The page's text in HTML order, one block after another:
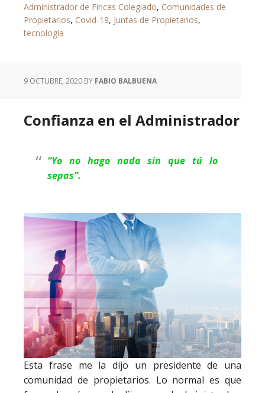
Administrador de Fincas Colegiado, Comunidades de
Propietarios, Covid-19, Juntas de Propietarios,
tecnología
9 OCTUBRE, 2020 BY FABIO BALBUENA
Confianza en el Administrador
“Yo no hago nada sin que tú lo
sepas”.
Esta frase me la dijo un presidente de una
comunidad de propietarios. Lo normal es que